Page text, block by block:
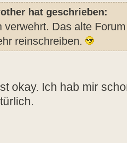
hat geschrieben:
verwehrt. Das alte
reinschreiben.
okay. Ich hab mir